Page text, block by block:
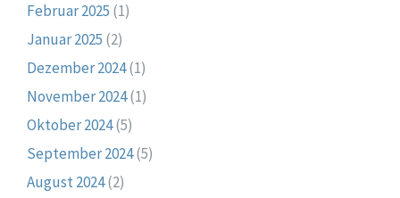
Februar 2025 (1)
Januar 2025 (2)
Dezember 2024(1)
November 2024(1)
Oktober 2024(5)
September 2024(5)
August 2024(2)